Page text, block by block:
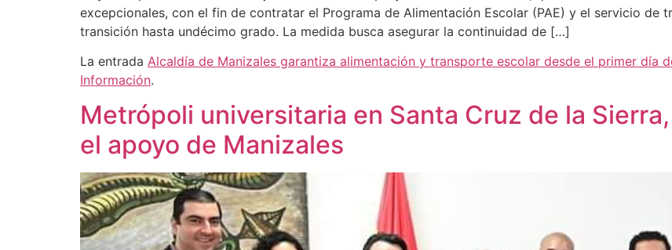
excepcionales, con el fin de contratar el Programa de Alimentación Escolar (PAE) y el servicio de
transición hasta undécimo grado. La medida busca asegurar la continuidad de […]
La entrada Alcaldía de Manizales garantiza alimentación y transporte escolar desde el primer día
Información.
Metrópoli universitaria en Santa Cruz de la
el apoyo de Manizales